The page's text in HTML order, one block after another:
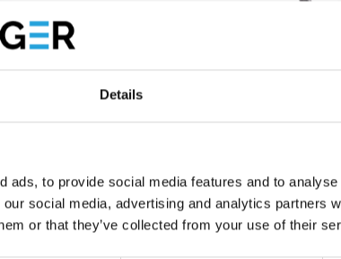
Details
ads, to provide social media features and to
social media, advertising and analytics partners
or that they’ve collected from your use of their
produit
€67,00 HT
Ajouter